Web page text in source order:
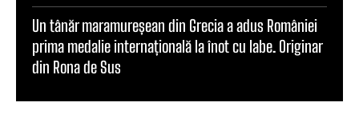
Un tânăr maramureșean din Grecia a adus României
prima medalie internațională la înot cu labe. Originar
din Rona de Sus